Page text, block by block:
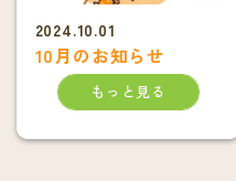
2024.10.01
10月のお知らせ
もっと見る